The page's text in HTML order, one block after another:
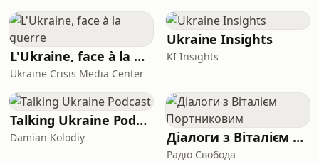
L'Ukraine, face à la guerre
Ukraine Crisis Media Center
Ukraine Insights
KI Insights
Talking Ukraine Podcast
Damian Kolodiy Діалоги з Віталієм Портниковим
Радіо Свобода